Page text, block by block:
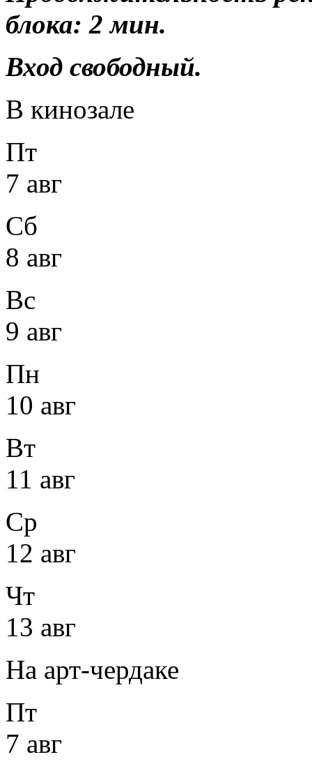
блока: 2 мин.
Вход свободный.
В кинозале
Пт
7 авг
Сб
8 авг
Вс
9 авг
Пн
10 авг
Вт
11 авг
Ср
12 авг
Чт
13 авг
На арт-чердаке
Пт
7 авг